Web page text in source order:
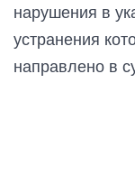
нарушения в
устранения
направлено в